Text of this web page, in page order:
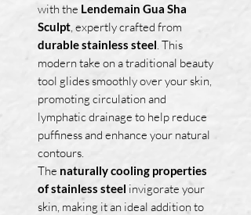
with the Lendemain Gua Sha
Sculpt , expertly crafted from
durable stainless steel . This
modern take on a traditional beauty
tool glides smoothly over your skin,
promoting circulation and
lymphatic drainage to help reduce
puffiness and enhance your natural
contours.
The naturally cooling properties
of stainless steel invigorate your
skin, making it an ideal addition to